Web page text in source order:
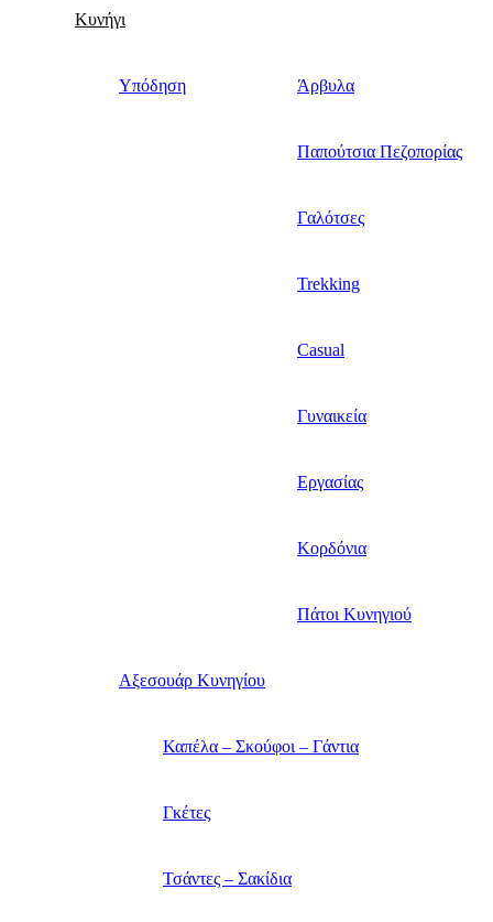
Κυνήγι
Υπόδηση Άρβυλα
Παπούτσια Πεζοπορίας
Γαλότσες
Trekking
Casual
Γυναικεία
Εργασίας
Κορδόνια
Πάτοι Κυνηγιού
Αξεσουάρ Κυνηγίου
Καπέλα – Σκούφοι – Γάντια
Γκέτες
Τσάντες – Σακίδια